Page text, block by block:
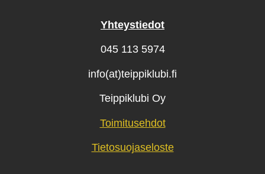
Yhteystiedot
045 113 5974
info(at)teippiklubi.fi
Teippiklubi Oy
Toimitusehdot
Tietosuojaseloste